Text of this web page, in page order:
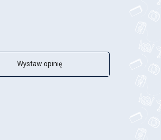
Wystaw opinię